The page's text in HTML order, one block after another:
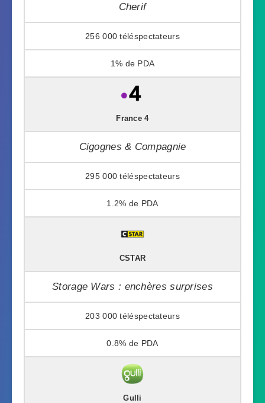
Cherif
256 000
1%
France 4
Cigognes & Compagnie
295 000
1.2%
CSTAR
Storage Wars : enchères surprises
203 000
0.8%
Gulli